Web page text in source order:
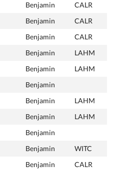
Benjamin
CALR
Benjamin
CALR
Benjamin
CALR
Benjamin
LAHM
Benjamin
LAHM
Benjamin
Benjamin
LAHM
Benjamin
LAHM
Benjamin
Benjamin
WITC
Benjamin CALR